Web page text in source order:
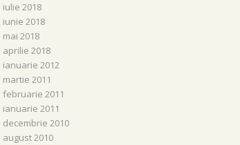
iulie 2018
iunie 2018
mai 2018
aprilie 2018
ianuarie 2012
martie 2011
februarie 2011
ianuarie 2011
decembrie 2010
august 2010